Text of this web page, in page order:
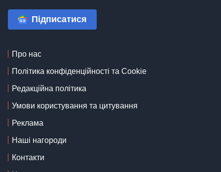
Підписатися
Про нас
Політика конфіденційності та Cookie
Редакційна політика
Умови користування та цитування
Реклама
Наші нагороди
Контакти